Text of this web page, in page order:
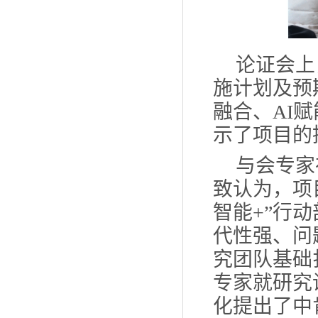
论证会
施计划及
融合、AI
示了项目 的
与会专家
致认为， 项
智能+”行
代性强、
究团队基
专家就研究
化提出了